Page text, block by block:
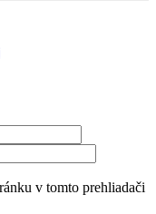
v tomto prehliadači